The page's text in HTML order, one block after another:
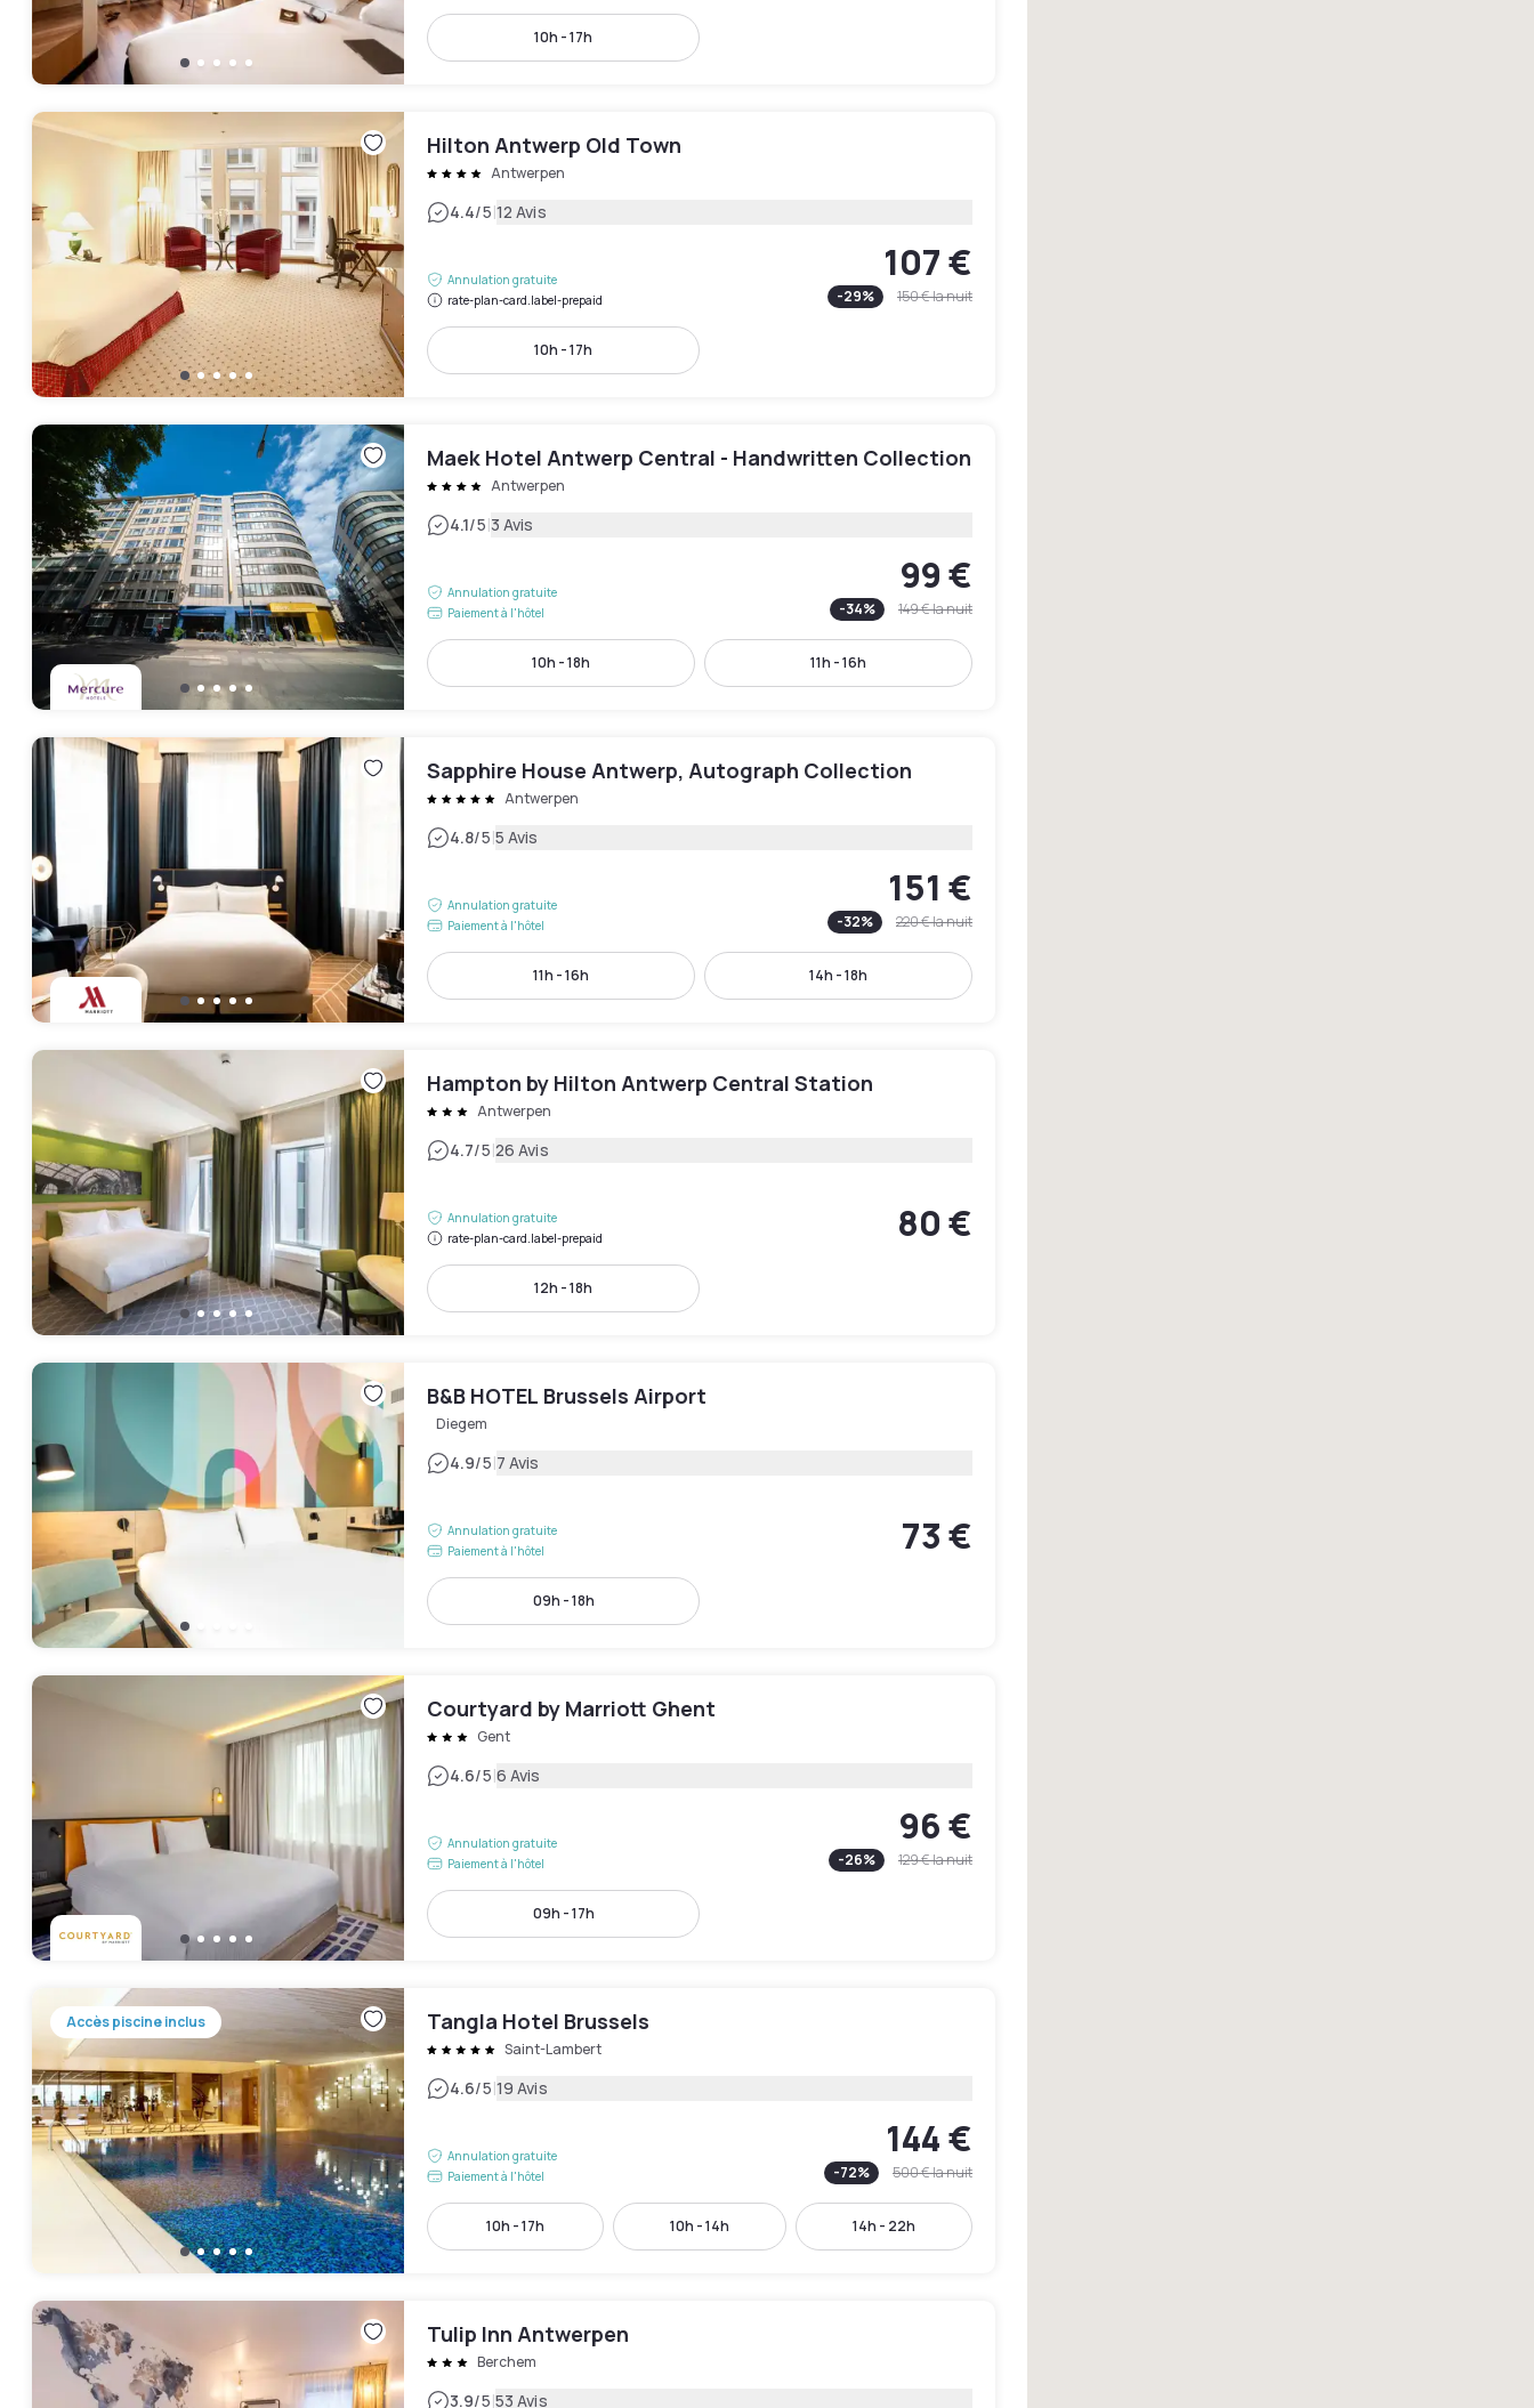
10h - 17h
Hilton Antwerp Old Town
Antwerpen
4.4/5|12 Avis
Annulation gratuite
rate-plan-card.label-prepaid
107 €
-29% 150 €la nuit
10h - 17h
Maek Hotel Antwerp Central - Handwritten Collection
Antwerpen
4.1/5|3 Avis
Annulation gratuite
Paiement à l'hôtel
99 €
-34% 149 €la nuit
10h - 18h 11h - 16h
Sapphire House Antwerp, Autograph Collection
Antwerpen
4.8/5|5 Avis
Annulation gratuite
Paiement à l'hôtel
151 €
-32% 220 €la nuit
11h - 16h 14h - 18h
Hampton by Hilton Antwerp Central Station
Antwerpen
4.7/5|26 Avis
Annulation gratuite
rate-plan-card.label-prepaid
80 €
12h - 18h
B&B HOTEL Brussels Airport
Diegem
4.9/5|7 Avis
Annulation gratuite
Paiement à l'hôtel
73 €
09h - 18h
Courtyard by Marriott Ghent
Gent
4.6/5|6 Avis
Annulation gratuite
Paiement à l'hôtel
96 €
-26% 129 €la nuit
09h - 17h
Accès piscine inclus Tangla Hotel Brussels
Saint-Lambert
4.6/5|19 Avis
Annulation gratuite
Paiement à l'hôtel
144 €
-72% 500 €la nuit
10h - 17h 10h - 14h 14h - 22h
Tulip Inn Antwerpen
Berchem
3.9/5|53 Avis